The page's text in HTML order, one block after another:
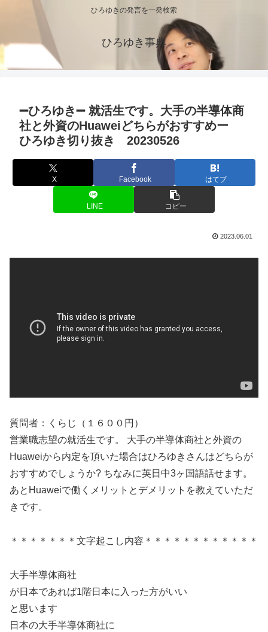
ひろゆきの発言を一発検索
ひろゆき事典
➖ひろゆき➖ 就活生です。大手の半導体商
社と外資のHuaweiどちらがおすすめー
ひろゆき切り抜き 20230526
X Facebook はてブ
LINE コピー
2023.06.01
質問者：くらじ（１６００円）
営業職志望の就活生です。 大手の半導体商社と外資の
Huaweiから内定を頂いた場合はひろゆきさんはどちらが
おすすめでしょうか? ちなみに英日中3ヶ国語話せます。
あとHuaweiで働くメリットとデメリットを教えていただ
きです。
＊＊＊＊＊＊＊文字起こし内容＊＊＊＊＊＊＊＊＊＊＊＊
大手半導体商社
が日本であれば1階日本に入った方がいい
と思います
日本の大手半導体商社に